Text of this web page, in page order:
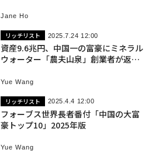
Jane Ho
リッチリスト 2025.7.24 12:00
資産9.6兆円、中国一の富豪にミネラル
ウォーター「農夫山泉」創業者が返り
Yue Wang
リッチリスト 2025.4.4 12:00
フォーブス世界長者番付「中国の大富
豪トップ10」2025年版
Yue Wang